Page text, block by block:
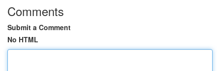
Comments
Submit a Comment
No HTML